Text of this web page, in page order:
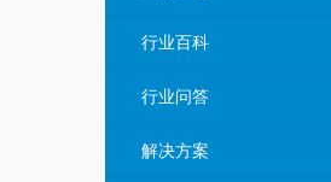
行业百科
行业问答
解决方案